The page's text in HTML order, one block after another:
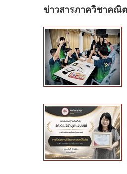
ข่าวสารภาควิชาคณิ